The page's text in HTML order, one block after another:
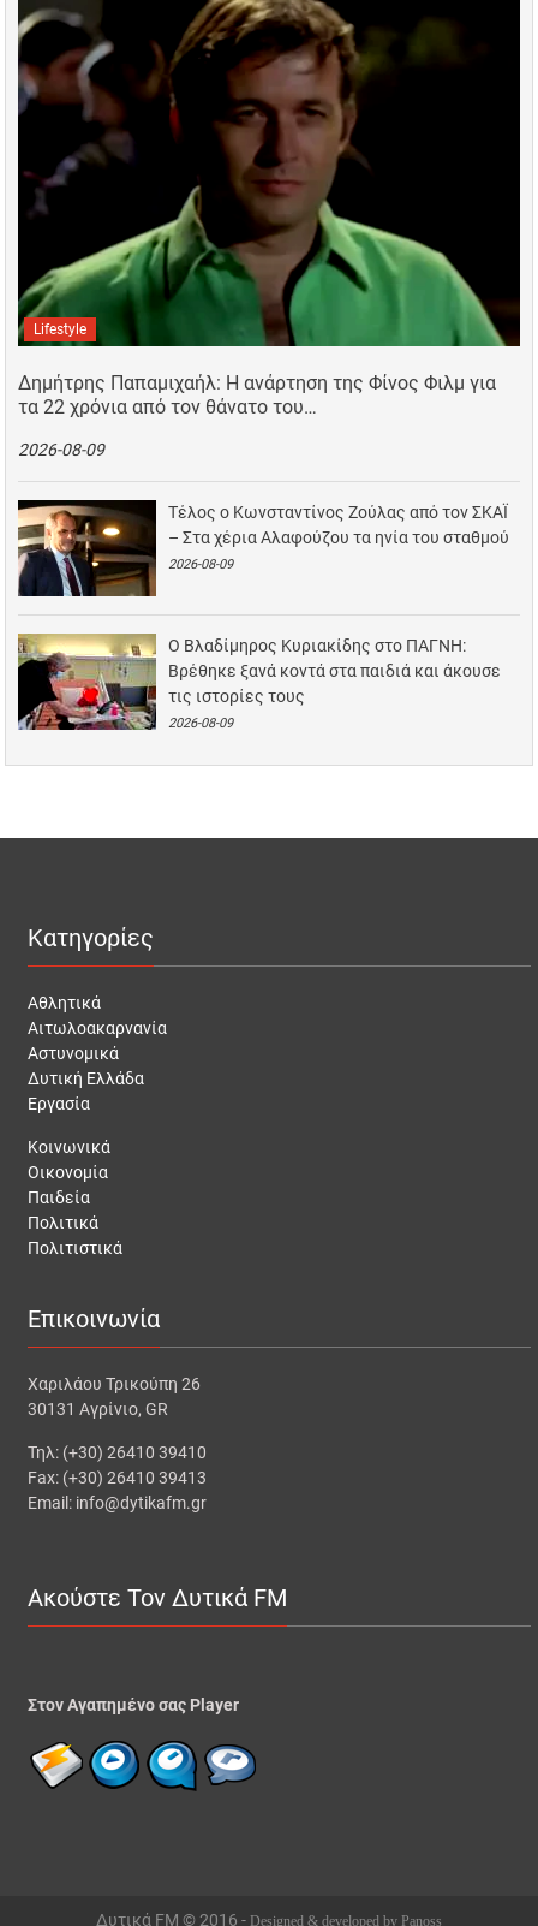
Lifestyle
Δημήτρης Παπαμιχαήλ: Η ανάρτηση της Φίνος Φιλμ για
τα 22 χρόνια από τον θάνατο του…
2026-08-09
Τέλος ο Κωνσταντίνος Ζούλας από τον ΣΚΑΪ
– Στα χέρια Αλαφούζου τα ηνία του σταθμού
2026-08-09
Ο Βλαδίμηρος Κυριακίδης στο ΠΑΓΝΗ:
Βρέθηκε ξανά κοντά στα παιδιά και άκουσε
τις ιστορίες τους
2026-08-09
Κατηγορίες
Αθλητικά
Αιτωλοακαρνανία
Αστυνομικά
Δυτική Ελλάδα
Εργασία
Κοινωνικά
Οικονομία
Παιδεία
Πολιτικά
Πολιτιστικά
Επικοινωνία
Χαριλάου Τρικούπη 26
30131 Αγρίνιο, GR
Τηλ: (+30) 26410 39410
Fax: (+30) 26410 39413
Email: info@dytikafm.gr
Ακούστε Τον Δυτικά FM
Στον Αγαπημένο σας Player
Δυτικά FM © 2016 - Designed & developed by Panoss